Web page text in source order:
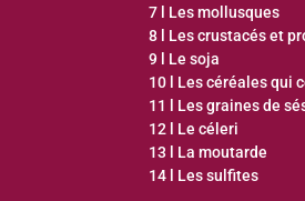
7
Les mollusques
8
Les crustacés et
9
Le soja
10
Les céréales qui
11
Les graines de
12
Le céleri
13
La moutarde
14
Les sulfites